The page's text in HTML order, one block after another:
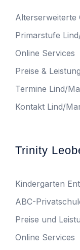
Alterserweiterte
Primarstufe
Online Services
Preise &
Termine Lind/
Kontakt Lind/
Trinity
Kindergarten
ABC-
Preise und
Online Services